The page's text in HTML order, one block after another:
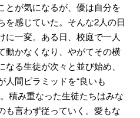
とが気になるが、優は自分を
を感じていた。そんな2人の日
に一変。ある日、校庭で一人
動かなくなり、やがてその横
る生徒が次々と並び始め、
間ピラミッドを“良いも
積み重なった生徒たちはみな
も言わず従っていく。愛もな